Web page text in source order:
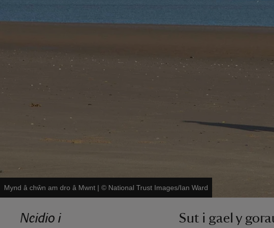
Mynd â chŵn am dro â Mwnt | © National Trust Images/Ian Ward
Neidio i
Sut i gael y